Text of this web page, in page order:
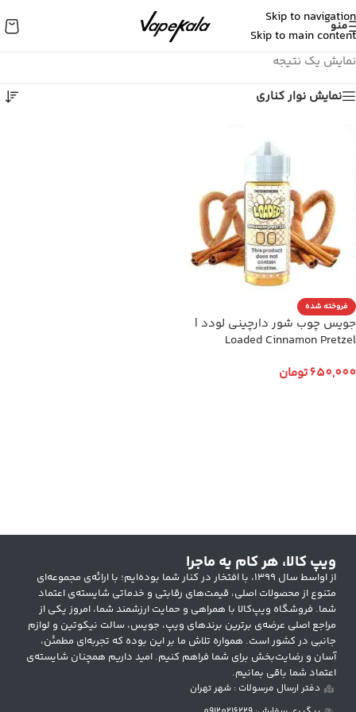
Skip to navigation
Skip to main content
منو
نمایش یک نتیجه
نمایش نوار کناری
فروخته شده
جویس چوب شور دارچینی لودد |
Loaded Cinnamon Pretzel
650,000تومان
ویپ کالا، هر کام یه ماجرا
از اواسط سال ۱۳۹۹، با افتخار در کنار شما بوده‌ایم؛ با ارائه‌ی مجموعه‌ای
متنوع از محصولات اصلی، قیمت‌های رقابتی و خدماتی شایسته‌ی اعتماد
شما. فروشگاه ویپ‌کالا با همراهی و حمایت ارزشمند شما، امروز یکی از
مراجع اصلی عرضه‌ی برترین برندهای ویپ، جویس، سالت نیکوتین و لوازم
جانبی در کشور است. همواره تلاش ما بر این بوده که تجربه‌ای مطمئن،
آسان و رضایت‌بخش برای شما فراهم کنیم. امید داریم همچنان شایسته‌ی
اعتماد شما باقی بمانیم.
دفتر ارسال مرسولات : شهر تهران